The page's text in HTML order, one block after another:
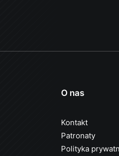
O nas
Kontakt
Patronaty
Polityka